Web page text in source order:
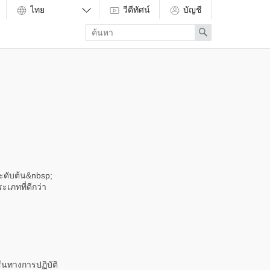
วีดีทัศน์
บัญชี
Enter
search
term
Search
ดับต้น&nbsp;
เภทที่ดีกว่า
นทางการปฏิบัติ